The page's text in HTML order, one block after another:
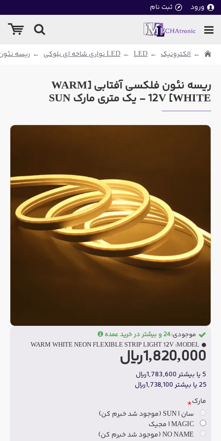
ورود ثبت نام
الکترونیک LED LED نواری شاخه ای بلوکی ریسه
ریسه نئون فلکسی آفتابی [WARM
WHITE] 12V - یک متری مارک SUN
1,820,000ریال
5 یا بیشتر 1,783,600ریال
25 یا بیشتر 1,738,100ریال
موجودی: 24 و بیشتر در خرید عمده
MODEL:
WARM WHITE NEON FLEXIBLE STRIP LIGHT 12V
مارک
سان | SUN (موجود شد خبرم کن)
MAGIC | مجیک
NO NAME (موجود شد خبرم کن)